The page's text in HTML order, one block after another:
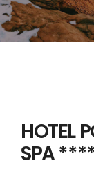
HOTEL
SPA